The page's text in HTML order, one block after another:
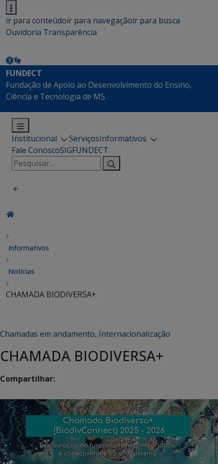
ir para conteúdoir para navegaçãoir para busca
Ouvidoria Transparência
FUNDECT
Fundação de Apoio ao Desenvolvimento do Ensino,
Ciência e Tecnologia de MS
Institucional ServiçosInformativos
Fale ConoscoSIGFUNDECT
Pesquisar
por:
Informativos
Notícias
CHAMADA BIODIVERSA+
Chamadas em andamento, Internacionalização
CHAMADA BIODIVERSA+
Compartilhar: